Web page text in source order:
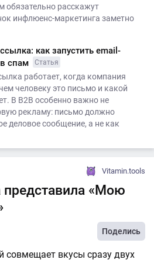
обязательно расскажут
инфлюенс-маркетинга заметно
как запустить email-
спам
Статья
работает, когда компания
человеку это письмо и какой
В B2B особенно важно не
рекламу: письмо должно
деловое сообщение, а не как
Vitamin.tools
«Мою
Поделись
совмещает вкусы сразу двух